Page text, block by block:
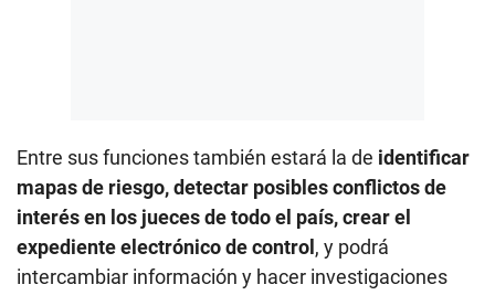
Entre sus funciones también estará la de identificar
mapas de riesgo, detectar posibles conflictos de
interés en los jueces de todo el país, crear el
expediente electrónico de control, y podrá
intercambiar información y hacer investigaciones